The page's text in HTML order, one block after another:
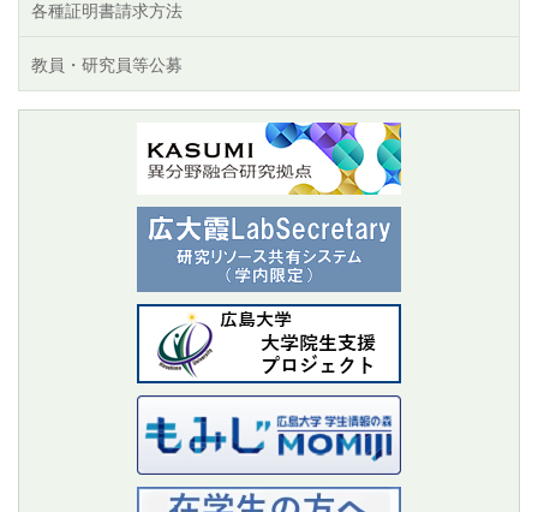
各種証明書請求方法
教員・研究員等公募